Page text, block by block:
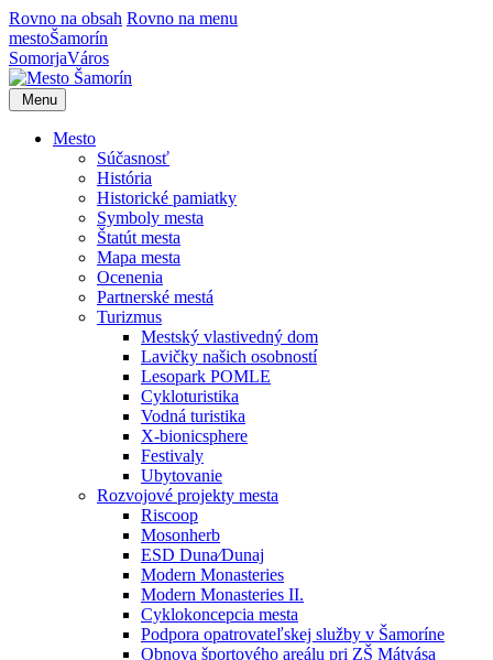
Rovno na obsah Rovno na menu
mestoŠamorín
SomorjaVáros
Menu
Mesto
Súčasnosť
História
Historické pamiatky
Symboly mesta
Štatút mesta
Mapa mesta
Ocenenia
Partnerské mestá
Turizmus
Mestský vlastivedný dom
Lavičky našich osobností
Lesopark POMLE
Cykloturistika
Vodná turistika
X-bionicsphere
Festivaly
Ubytovanie
Rozvojové projekty mesta
Riscoop
Mosonherb
ESD Duna⁄Dunaj
Modern Monasteries
Modern Monasteries II.
Cyklokoncepcia mesta
Podpora opatrovateľskej služby v Šamoríne
Obnova športového areálu pri ZŠ Mátyása